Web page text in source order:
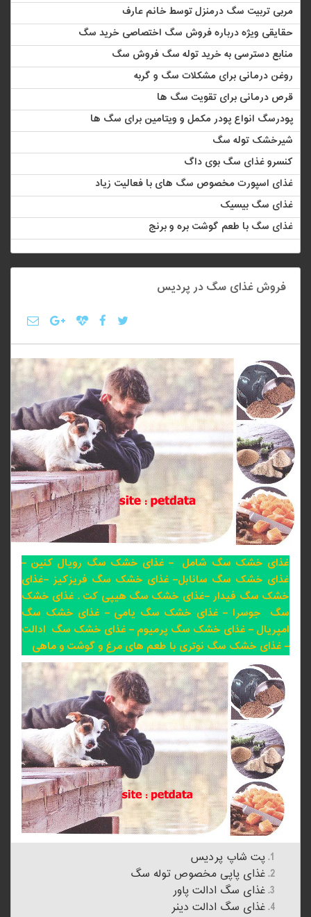
مربی تربیت سگ درمنزل توسط خانم عارف
حقایقی ویژه درباره فروش سگ اختصاصی خرید سگ
منابع دسترسی به خرید توله سگ فروش سگ
روغن درمانی برای مشکلات سگ و گربه
قرص درمانی برای تقویت سگ ها
پودرسگ انواع پودر مکمل و ویتامین برای سگ ها
شیرخشک توله سگ
کنسرو غذای سگ بوی داگ
غذای اسپورت مخصوص سگ های با فعالیت زیاد
غذای سگ بیسیک
غذای سگ با طعم گوشت بره و برنج
فروش غذای سگ در پردیس
غذای خشک سگ شامل – غذای خشک سگ رویال کنین –
غذای خشک سگ سانابل– غذای خشک سگ فریزکیز –غذای
خشک سگ فیدار –غذای خشک سگ هیپی کت . غذای خشک
سگ جوسرا – غذای خشک سگ یامی – غذای خشک سگ
امپریال – غذای خشک سگ پرمیوم – غذای خشک سگ ادالت
– غذای خشک سگ نوتری با طعم های مرغ و گوشت و ماهی
پت شاپ پردیس
غذای پاپی مخصوص توله سگ
غذای سگ ادالت پاور
غذای سگ ادالت دینر